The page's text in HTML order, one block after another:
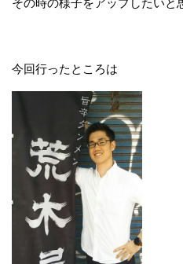
その時の様子をアップしたいと
今回行ったところは